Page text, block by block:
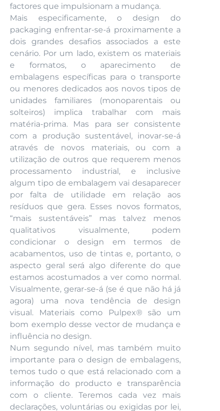
factores que impulsionam a mudança.
Mais especificamente, o design do
packaging enfrentar-se-á proximamente a
dois grandes desafios associados a este
cenário. Por um lado, existem os materiais
e formatos, o aparecimento de
embalagens específicas para o transporte
ou menores dedicados aos novos tipos de
unidades familiares (monoparentais ou
solteiros) implica trabalhar com mais
matéria-prima. Mas para ser consistente
com a produção sustentável, inovar-se-á
através de novos materiais, ou com a
utilização de outros que requerem menos
processamento industrial, e inclusive
algum tipo de embalagem vai desaparecer
por falta de utilidade em relação aos
resíduos que gera. Esses novos formatos,
“mais sustentáveis” mas talvez menos
qualitativos visualmente, podem
condicionar o design em termos de
acabamentos, uso de tintas e, portanto, o
aspecto geral será algo diferente do que
estamos acostumados a ver como normal.
Visualmente, gerar-se-á (se é que não há já
agora) uma nova tendência de design
visual. Materiais como Pulpex® são um
bom exemplo desse vector de mudança e
influência no design.
Num segundo nível, mas também muito
importante para o design de embalagens,
temos tudo o que está relacionado com a
informação do producto e transparência
com o cliente. Teremos cada vez mais
declarações, voluntárias ou exigidas por lei,